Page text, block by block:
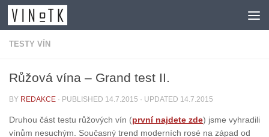
Skip to content
TESTY VÍN
Růžová vína – Grand test II.
BY REDAKCE · PUBLISHED 14.7.2015 · UPDATED 14.7.2015
Druhou část testu růžových vín (první najdete zde) jsme vyhradili
vínům nesuchým. Současný trend moderních rosé na západ od